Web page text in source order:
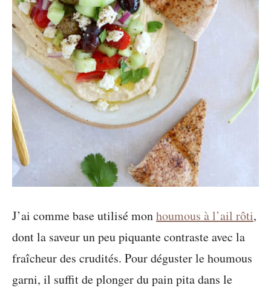
J’ai comme base utilisé monhoumous à l’ail rôti,
dont la saveur un peu piquante contraste avec la
fraîcheur des crudités. Pour déguster le houmous
garni, il suffit de plonger du pain pita dans le